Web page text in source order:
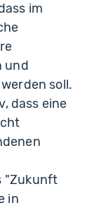
im
und
soll.
dass eine
"Zukunft
in